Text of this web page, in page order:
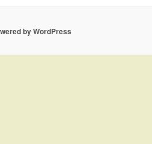
by WordPress